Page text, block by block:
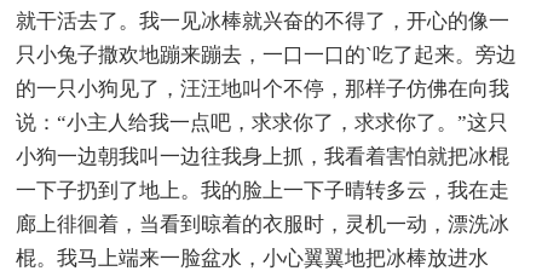
就干活去了。我一见冰棒就兴奋的不得了，开心的像一
只小兔子撒欢地蹦来蹦去，一口一口的`吃了起来。旁边
的一只小狗见了，汪汪地叫个不停，那样子仿佛在向我
说：“小主人给我一点吧，求求你了，求求你了。”这只
小狗一边朝我叫一边往我身上抓，我看着害怕就把冰棍
一下子扔到了地上。我的脸上一下子晴转多云，我在走
廊上徘徊着，当看到晾着的衣服时，灵机一动，漂洗冰
棍。我马上端来一脸盆水，小心翼翼地把冰棒放进水